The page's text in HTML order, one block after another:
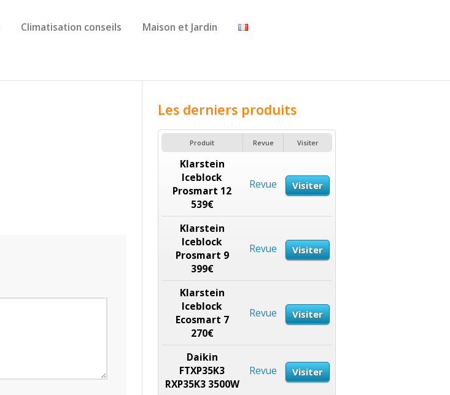
Climatisation conseils Maison et Jardin
Les derniers produits
Produit Revue Visiter
Klarstein
Iceblock
Prosmart 12
539€
Revue Visiter
Klarstein
Iceblock
Prosmart 9
399€
Revue Visiter
Klarstein
Iceblock
Ecosmart 7
270€
Revue Visiter
Daikin
FTXP35K3
RXP35K3 3500W
Revue Visiter